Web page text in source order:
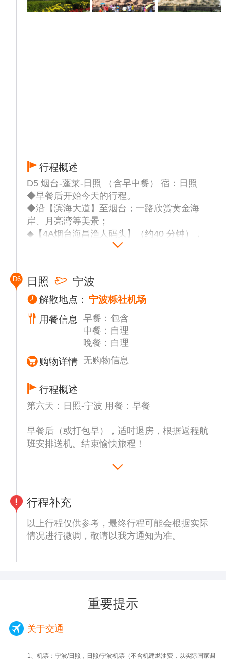
素有“东隅屏藩”和“不沉的战舰”之称，游览与
华夏城景交车！
行程概述
D5 烟台-蓬莱-日照 （含早中餐） 宿：日照
◆早餐后开始今天的行程。
◆沿【滨海大道】至烟台；一路欣赏黄金海
岸、月亮湾等美景；
◆【4A烟台海昌渔人码头】（约40 分钟），
参观风景秀丽的渔人码头，东临黄海，北接第
游、餐饮、休闲、娱乐、购物、度假等多种元
素，可以海边赶海！
◆【AAAAA蓬莱阁风景区】（约 60 分钟），
国家AAAAA级景区。蓬莱阁的主体建筑建于
宋朝嘉祐六年（1061 年），素以“人间仙
境”著称于世，其“八仙过海”传说和“海市蜃
如今已发展成为以古建筑群为中轴，蓬莱水城
文化、港口文化、海洋文化）为底蕴，山（丹
城）、阁（蓬莱阁） 为格局。
◆【八仙雕塑广场】（约30分钟）观赏【八仙
临大海，是蓬莱的标志，八仙过海大型雕塑面
文化，素有“人间仙境”之称，是东方神仙神话
丽景色。
◆赴日照，抵达后入住酒店。
D6 日照 宁波
解散地点： 宁波栎社机场
用餐信息
早餐：包含
中餐：自理
晚餐：自理
购物详情 无购物信息
行程概述
第六天：日照-宁波 用餐：早餐
早餐后（或打包早），适时退房，根据返程航
班安排送机。结束愉快旅程！
【温馨提示】：酒店是12:00前退房，请仔细
早班机飞回出发地，有可能会遇到酒店早餐未
到开餐时间，无法安排早餐，敬请谅解！
行程补充
以上行程仅供参考，最终行程可能会根据实际
情况进行微调，敬请以我方通知为准。
重要提示
关于交通
1、机票：宁波/日照，日照/宁波机票（不含机建燃油费，以实际国家调